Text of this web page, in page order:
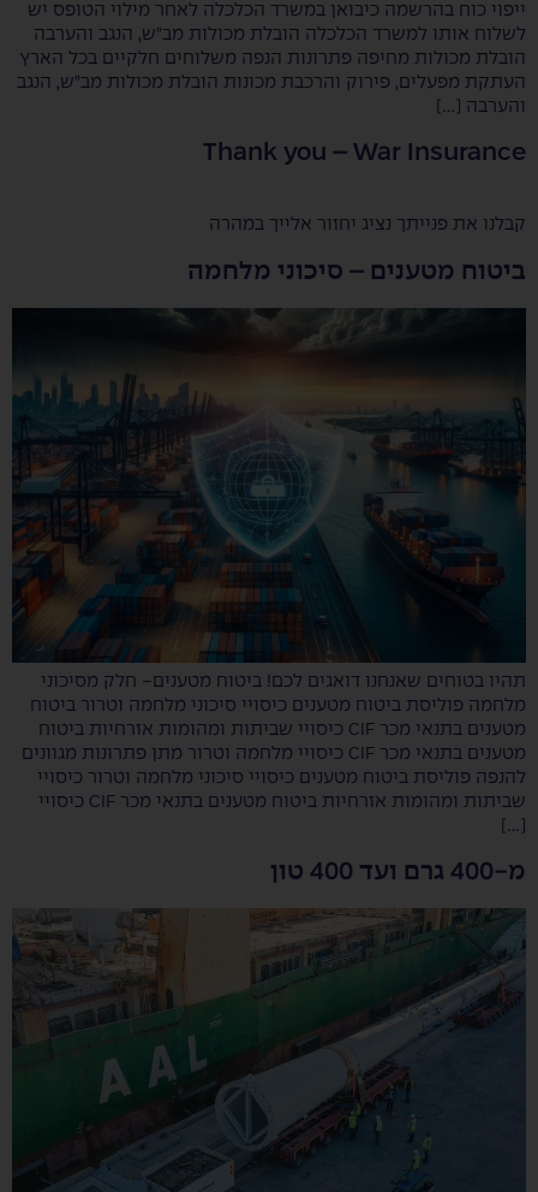
ייפוי כוח בהרשמה כיבואן במשרד הכלכלה לאחר מילוי הטופס יש
לשלוח אותו למשרד הכלכלה הובלת מכולות מב"ש, הנגב והערבה
הובלת מכולות מחיפה פתרונות הנפה משלוחים חלקיים בכל הארץ
העתקת מפעלים, פירוק והרכבת מכונות הובלת מכולות מב"ש, הנגב
והערבה […]
Thank you – War Insurance
קבלנו את פנייתך נציג יחזור אלייך במהרה
ביטוח מטענים – סיכוני מלחמה
תהיו בטוחים שאנחנו דואגים לכם! ביטוח מטענים- חלק מסיכוני
מלחמה פוליסת ביטוח מטענים כיסויי סיכוני מלחמה וטרור ביטוח
מטענים בתנאי מכר CIF כיסויי שביתות ומהומות אזרחיות ביטוח
מטענים בתנאי מכר CIF כיסויי מלחמה וטרור מתן פתרונות מגוונים
להנפה פוליסת ביטוח מטענים כיסויי סיכוני מלחמה וטרור כיסויי
שביתות ומהומות אזרחיות ביטוח מטענים בתנאי מכר CIF כיסויי
[…]
מ-400 גרם ועד 400 טון